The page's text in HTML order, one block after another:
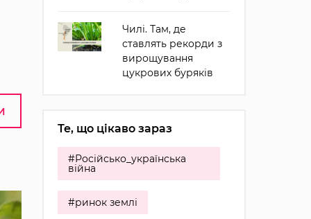
Чилі. Там, де
ставлять рекорди з
вирощування
цукрових буряків
Те, що цікаво зараз
#Російсько_українська
війна
#ринок землі